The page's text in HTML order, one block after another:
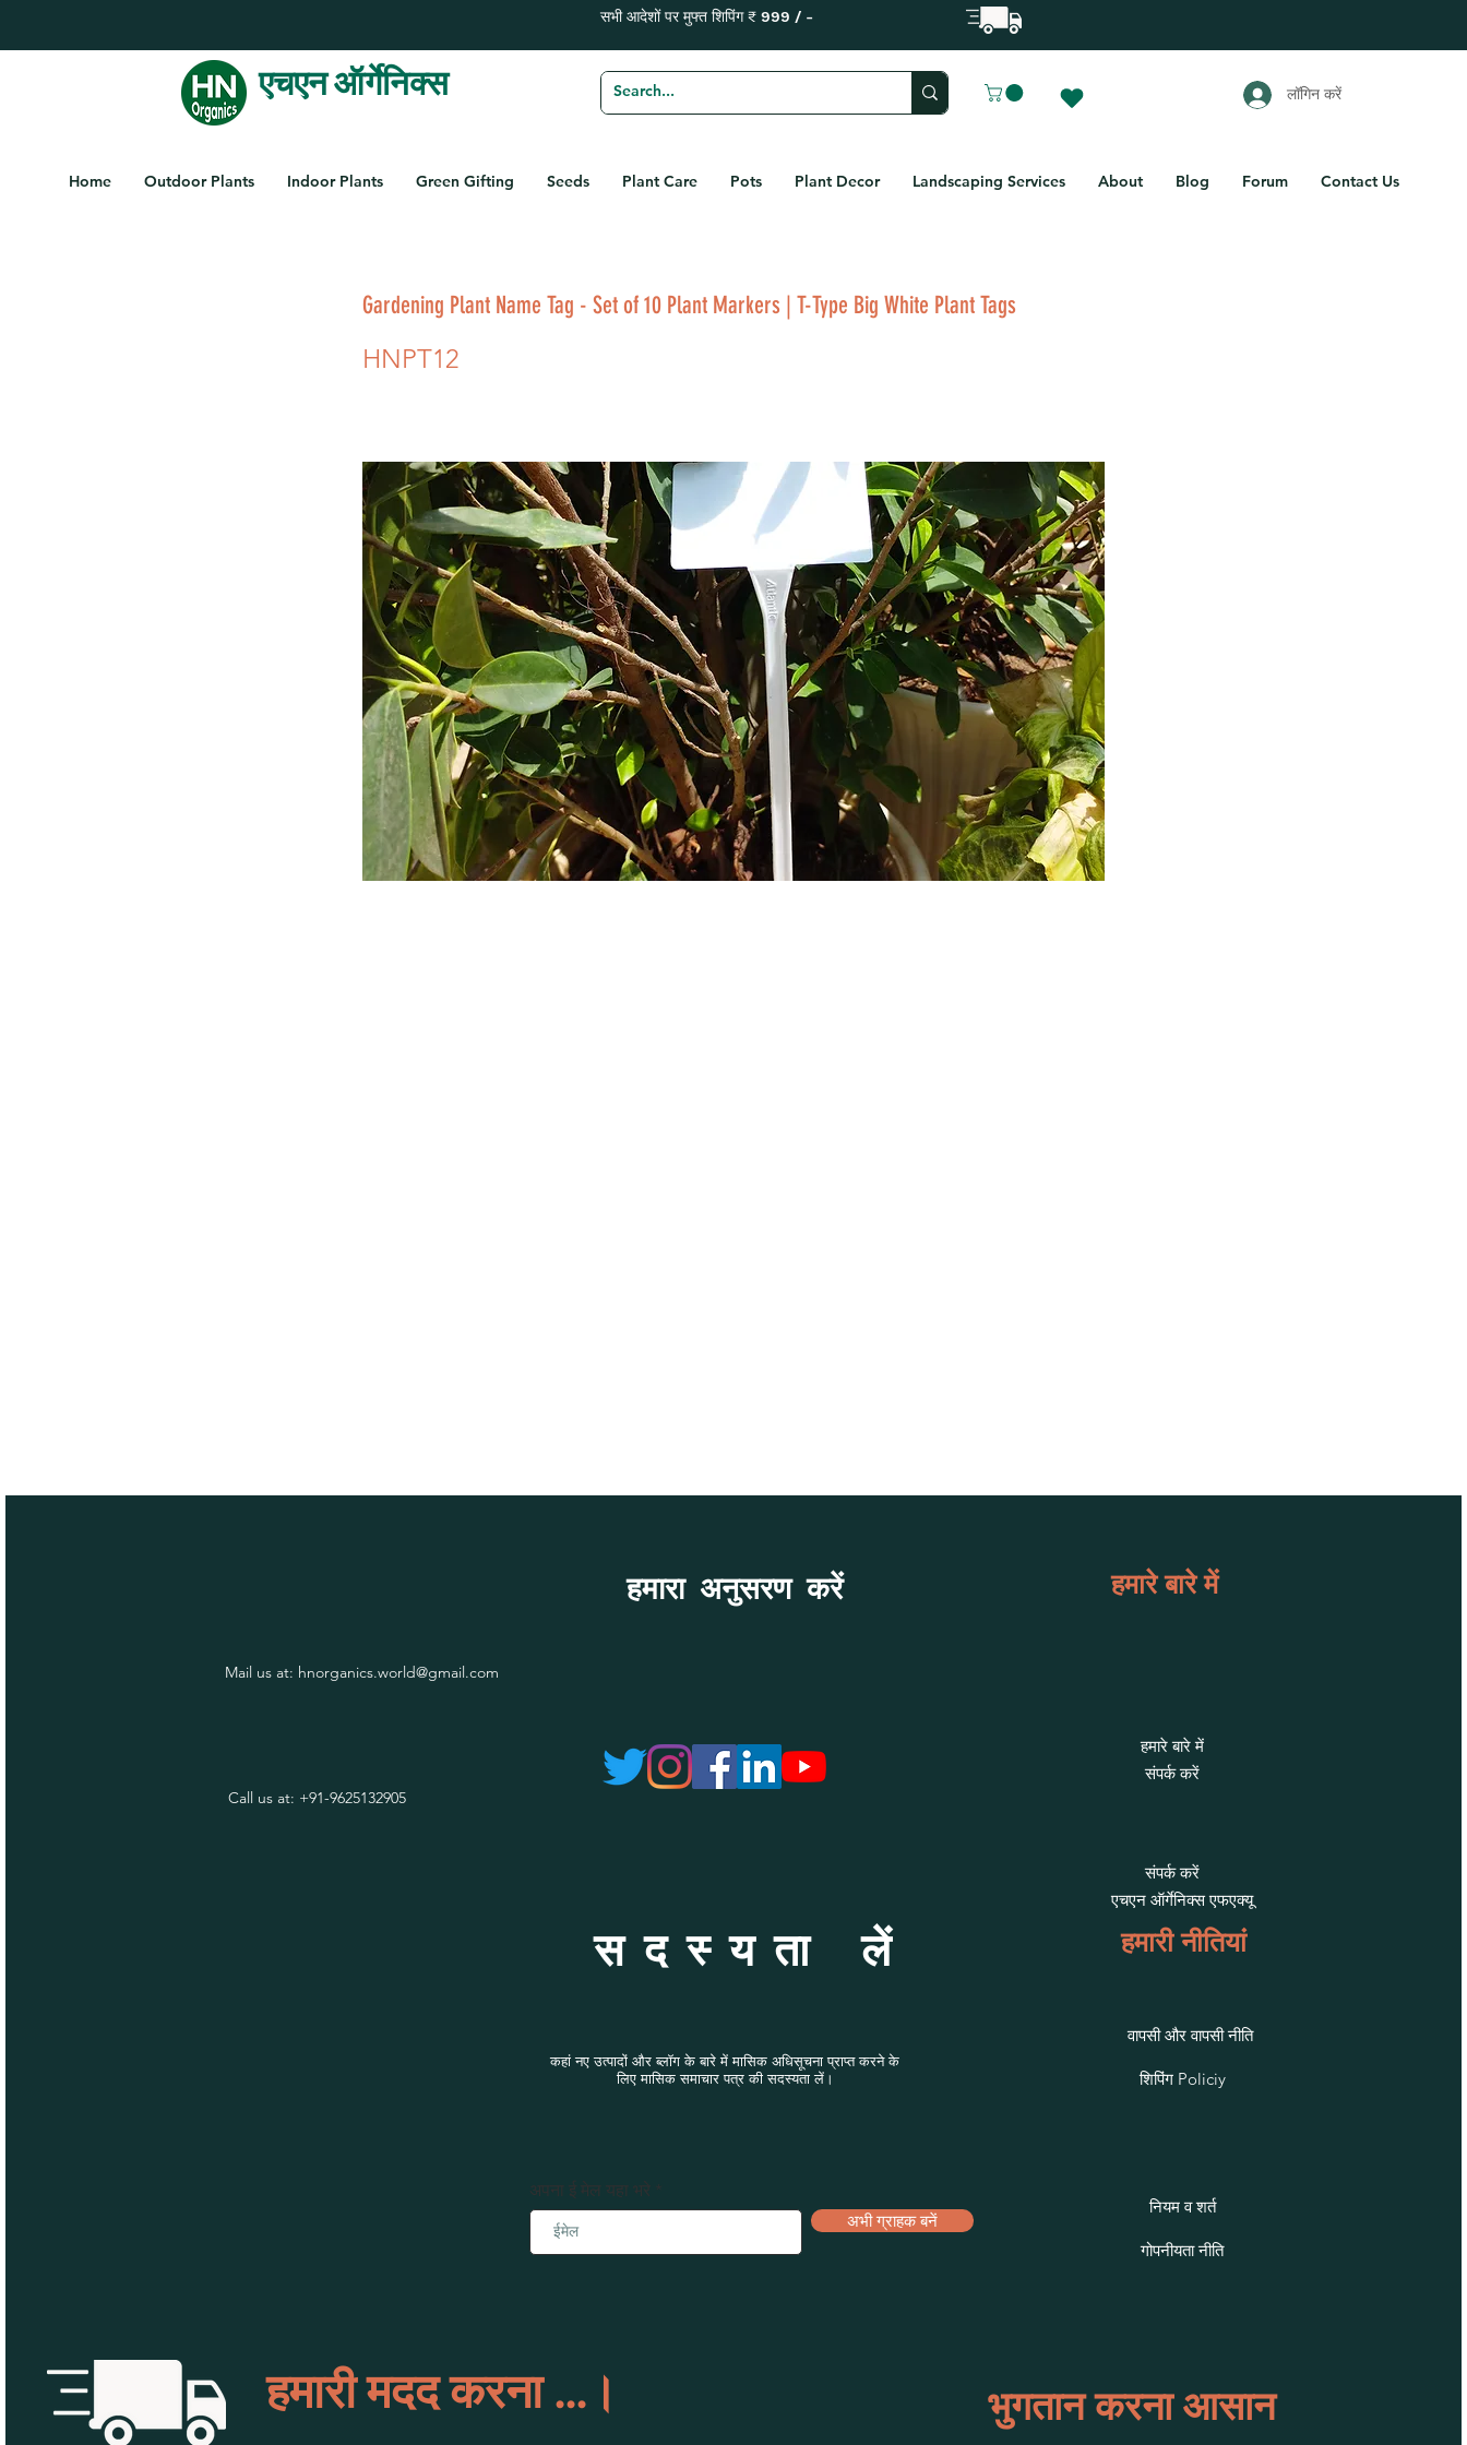
सभी आदेशों पर मुफ्त शिपिंग ₹ 999 / -
एचएन ऑर्गेनिक्स लॉगिन करें
Home Outdoor Plants Indoor Plants Green Gifting Seeds Plant Care Pots Plant Decor Landscaping Services About Blog Forum Contact Us
Gardening Plant Name Tag - Set of 10 Plant Markers | T-Type Big White Plant Tags
HNPT12
हमारा अनुसरण करें
Mail us at: hnorganics.world@gmail.com
Call us at: +91-9625132905
सदस्यता लें
कहां नए उत्पादों और ब्लॉग के बारे में मासिक अधिसूचना प्राप्त करने के
लिए मासिक समाचार पत्र की सदस्यता लें।
हमारे बारे में
हमारे बारे में
संपर्क करें
एचएन ऑर्गेनिक्स एफएक्यू
हमारी नीतियां
संपर्क करें
वापसी और वापसी नीति
शिपिंग Policiy
अपना ई मेल यहा भरे
अभी ग्राहक बनें
नियम व शर्त
गोपनीयता नीति
हमारी मदद करना ...। भुगतान करना आसान